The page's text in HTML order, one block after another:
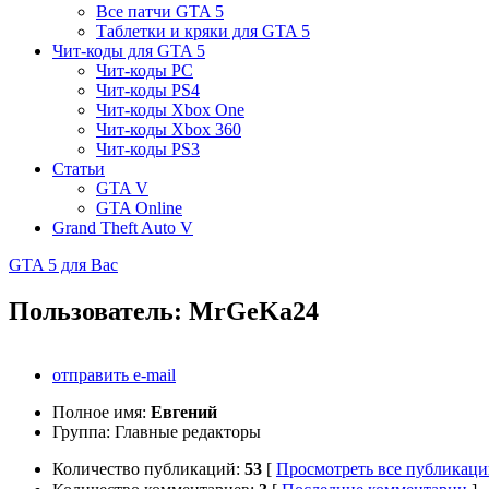
Все патчи GTA 5
Таблетки и кряки для GTA 5
Чит-коды для GTA 5
Чит-коды PC
Чит-коды PS4
Чит-коды Xbox One
Чит-коды Xbox 360
Чит-коды PS3
Статьи
GTA V
GTA Online
Grand Theft Auto V
GTA 5 для Вас
Пользователь: MrGeKa24
отправить e-mail
Полное имя: Евгений
Группа: Главные редакторы
Количество публикаций: 53 [ Просмотреть все